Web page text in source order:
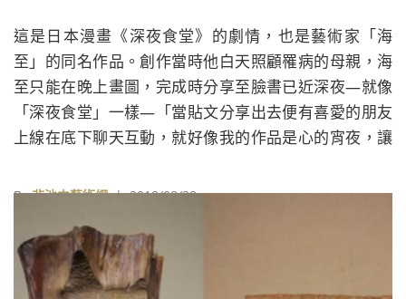
這是日本漫畫《深夜食堂》的劇情，也是藝術家「海
至」的同名作品。創作當時他白天照顧罹病的母親，海
至只能在晚上畫圖，完成時分享至臉書已近深夜—就像
「深夜食堂」一樣—「當貼文分享出去便有喜愛的朋友
上線在底下聊天互動，就好像我的作品是心的宵夜，讓
By非池中藝術網| 2018/08/28